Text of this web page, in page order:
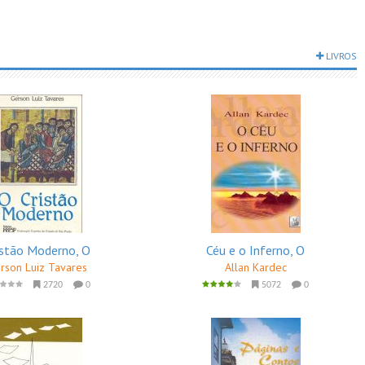
LIVROS
Moderno, O
Luiz Tavares
2720 0
Céu e o Inferno, O
Allan Kardec
5072 0